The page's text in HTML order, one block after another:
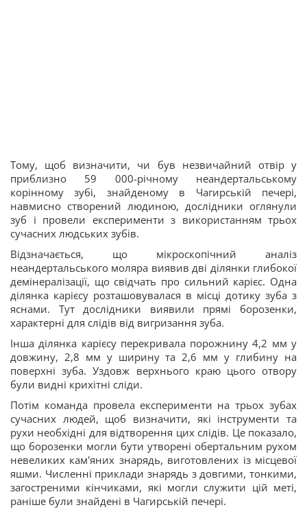
Тому, щоб визначити, чи був незвичайний отвір у
приблизно 59 000-річному неандертальському
корінному зубі, знайденому в Чагирській печері,
навмисно створений людиною, дослідники оглянули
зуб і провели експерименти з використанням трьох
сучасних людських зубів.
Відзначається, що мікроскопічний аналіз
неандертальського моляра виявив дві ділянки глибокої
демінералізації, що свідчать про сильний карієс. Одна
ділянка карієсу розташовувалася в місці дотику зуба з
яснами. Тут дослідники виявили прямі борозенки,
характерні для слідів від вигризання зуба.
Інша ділянка карієсу перекривала порожнину 4,2 мм у
довжину, 2,8 мм у ширину та 2,6 мм у глибину на
поверхні зуба. Уздовж верхнього краю цього отвору
були видні крихітні сліди.
Потім команда провела експерименти на трьох зубах
сучасних людей, щоб визначити, які інструменти та
рухи необхідні для відтворення цих слідів. Це показало,
що борозенки могли бути утворені обертальним рухом
невеликих кам'яних знарядь, виготовлених із місцевої
яшми. Численні приклади знарядь з довгими, тонкими,
загостреними кінчиками, які могли служити цій меті,
раніше були знайдені в Чагирській печері.